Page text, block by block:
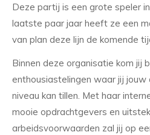
Deze partij is een grote speler
laatste paar jaar heeft ze een
van plan deze lijn de komende
Binnen deze organisatie kom jij
enthousiastelingen waar jij jouw
niveau kan tillen. Met haar
mooie opdrachtgevers en
arbeidsvoorwaarden zal jij op